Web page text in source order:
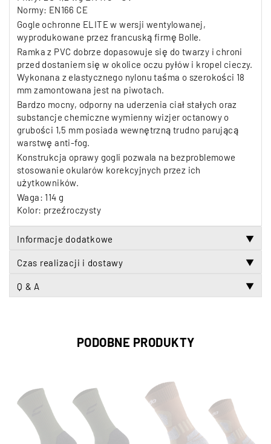
Normy: EN166 CE
Gogle ochronne ELITE w wersji wentylowanej,
wyprodukowane przez francuską firmę Bolle.
Ramka z PVC dobrze dopasowuje się do twarzy i chroni
przed dostaniem się w okolice oczu pyłów i kropel cieczy.
Wykonana z elastycznego nylonu taśma o szerokości 18
mm zamontowana jest na piwotach.
Bardzo mocny, odporny na uderzenia ciał stałych oraz
substancje chemiczne wymienny wizjer octanowy o
grubości 1,5 mm posiada wewnętrzną trudno parującą
warstwę anti-fog.
Konstrukcja oprawy gogli pozwala na bezproblemowe
stosowanie okularów korekcyjnych przez ich
użytkowników.
Waga: 114 g
Kolor: przeźroczysty
Informacje dodatkowe ▼
Czas realizacji i dostawy ▼
Q & A ▼
PODOBNE PRODUKTY